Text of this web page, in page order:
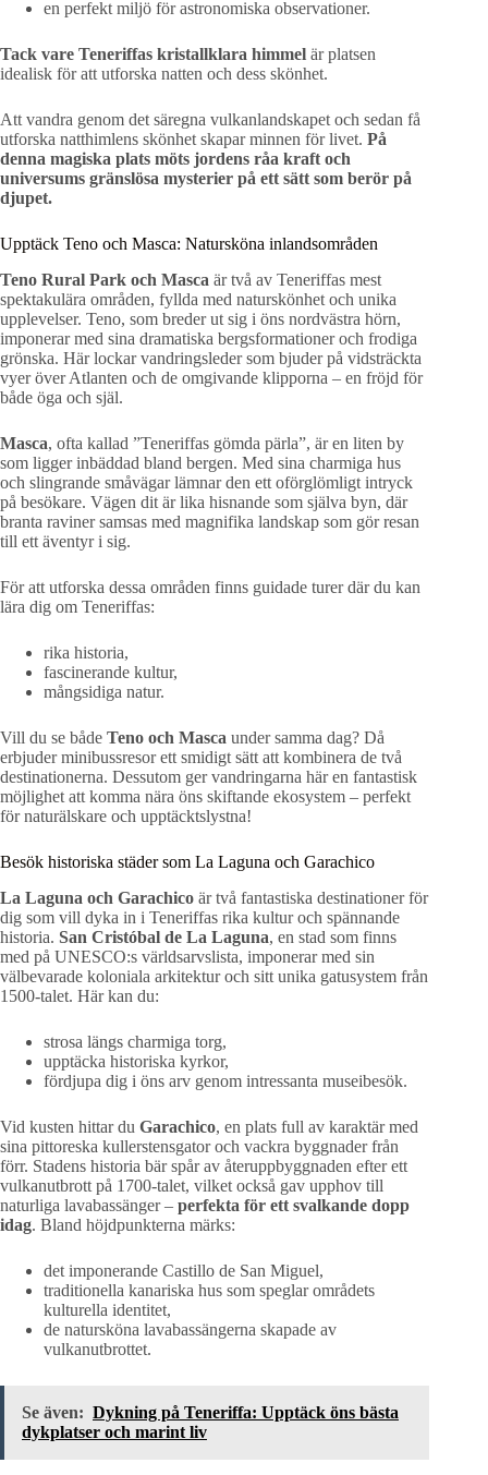
en perfekt miljö för astronomiska observationer.
Tack vare Teneriffas kristallklara himmel är platsen
idealisk för att utforska natten och dess skönhet.
Att vandra genom det säregna vulkanlandskapet och sedan få
utforska natthimlens skönhet skapar minnen för livet. På
denna magiska plats möts jordens råa kraft och
universums gränslösa mysterier på ett sätt som berör på
djupet.
Upptäck Teno och Masca: Natursköna inlandsområden
Teno Rural Park och Masca är två av Teneriffas mest
spektakulära områden, fyllda med naturskönhet och unika
upplevelser. Teno, som breder ut sig i öns nordvästra hörn,
imponerar med sina dramatiska bergsformationer och frodiga
grönska. Här lockar vandringsleder som bjuder på vidsträckta
vyer över Atlanten och de omgivande klipporna – en fröjd för
både öga och själ.
Masca, ofta kallad ”Teneriffas gömda pärla”, är en liten by
som ligger inbäddad bland bergen. Med sina charmiga hus
och slingrande småvägar lämnar den ett oförglömligt intryck
på besökare. Vägen dit är lika hisnande som själva byn, där
branta raviner samsas med magnifika landskap som gör resan
till ett äventyr i sig.
För att utforska dessa områden finns guidade turer där du kan
lära dig om Teneriffas:
rika historia,
fascinerande kultur,
mångsidiga natur.
Vill du se både Teno och Masca under samma dag? Då
erbjuder minibussresor ett smidigt sätt att kombinera de två
destinationerna. Dessutom ger vandringarna här en fantastisk
möjlighet att komma nära öns skiftande ekosystem – perfekt
för naturälskare och upptäcktslystna!
Besök historiska städer som La Laguna och Garachico
La Laguna och Garachico är två fantastiska destinationer för
dig som vill dyka in i Teneriffas rika kultur och spännande
historia. San Cristóbal de La Laguna, en stad som finns
med på UNESCO:s världsarvslista, imponerar med sin
välbevarade koloniala arkitektur och sitt unika gatusystem från
1500-talet. Här kan du:
strosa längs charmiga torg,
upptäcka historiska kyrkor,
fördjupa dig i öns arv genom intressanta museibesök.
Vid kusten hittar du Garachico, en plats full av karaktär med
sina pittoreska kullerstensgator och vackra byggnader från
förr. Stadens historia bär spår av återuppbyggnaden efter ett
vulkanutbrott på 1700-talet, vilket också gav upphov till
naturliga lavabassänger – perfekta för ett svalkande dopp
idag. Bland höjdpunkterna märks:
det imponerande Castillo de San Miguel,
traditionella kanariska hus som speglar områdets
kulturella identitet,
de natursköna lavabassängerna skapade av
vulkanutbrottet.
Se även: Dykning på Teneriffa: Upptäck öns bästa
dykplatser och marint liv